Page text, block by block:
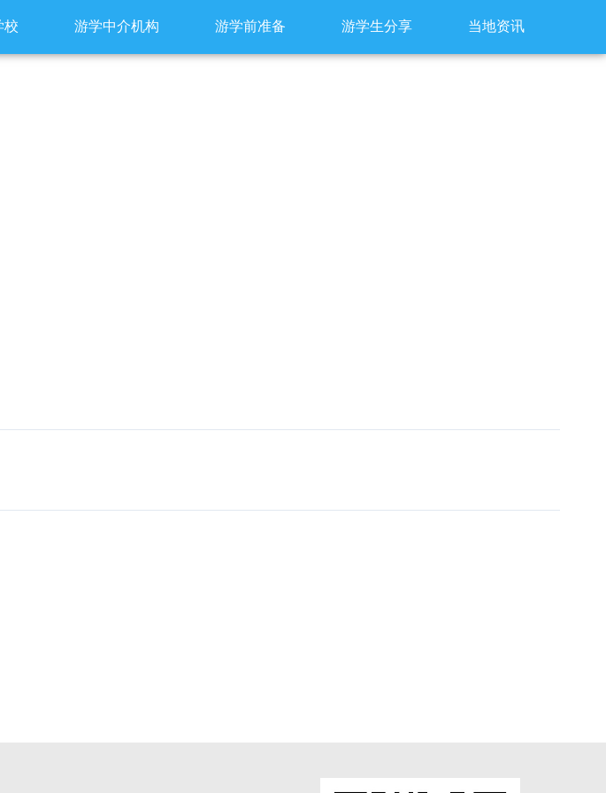
校 游学中介机构 游学前准备 游学生分享 当地资讯